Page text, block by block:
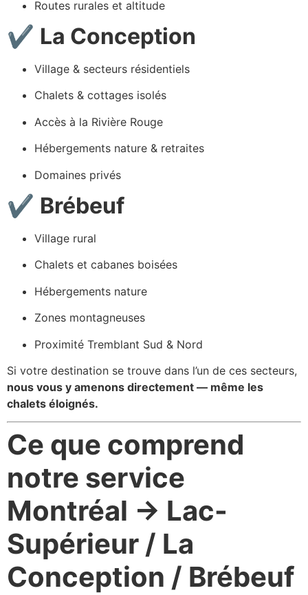
Routes rurales et altitude
✔ La Conception
Village & secteurs résidentiels
Chalets & cottages isolés
Accès à la Rivière Rouge
Hébergements nature & retraites
Domaines privés
✔ Brébeuf
Village rural
Chalets et cabanes boisées
Hébergements nature
Zones montagneuses
Proximité Tremblant Sud & Nord
Si votre destination se trouve dans l’un de ces secteurs,
nous vous y amenons directement — même les
chalets éloignés.
Ce que comprend
notre service
Montréal → Lac-
Supérieur / La
Conception / Brébeuf